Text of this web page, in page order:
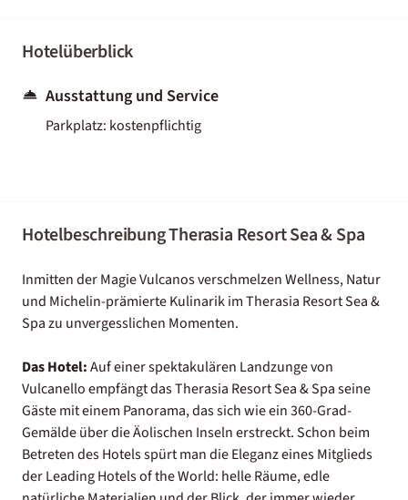
Hotelüberblick
Ausstattung und Service
Parkplatz: kostenpflichtig
Hotelbeschreibung Therasia Resort Sea & Spa
Inmitten der Magie Vulcanos verschmelzen Wellness, Natur
und Michelin-prämierte Kulinarik im Therasia Resort Sea &
Spa zu unvergesslichen Momenten.
Das Hotel:Auf einer spektakulären Landzunge von
Vulcanello empfängt das Therasia Resort Sea & Spa seine
Gäste mit einem Panorama, das sich wie ein 360-Grad-
Gemälde über die Äolischen Inseln erstreckt. Schon beim
Betreten des Hotels spürt man die Eleganz eines Mitglieds
der Leading Hotels of the World: helle Räume, edle